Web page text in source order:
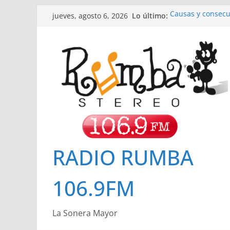
Saltarjueves, agosto 6, 2026 Lo último: Causas y
Invitación a
Importancia de la
Cuidado de la
Cómo influyen
RADIO RUMBA
106.9FM
La Sonera Mayor